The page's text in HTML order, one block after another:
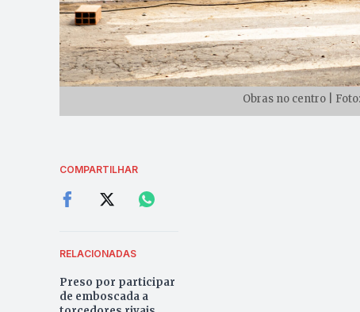
Obras no centro |
COMPARTILHAR
RELACIONADAS
Preso por participar
de emboscada a